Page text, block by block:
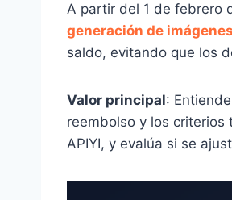
A partir del 1 de febrero
generación de
saldo, evitando que los
Valor principal:
reembolso y los criterios
APIYI, y evalúa si se